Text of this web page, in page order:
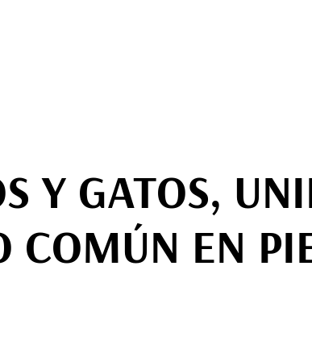
Y GATOS,
COMÚN EN